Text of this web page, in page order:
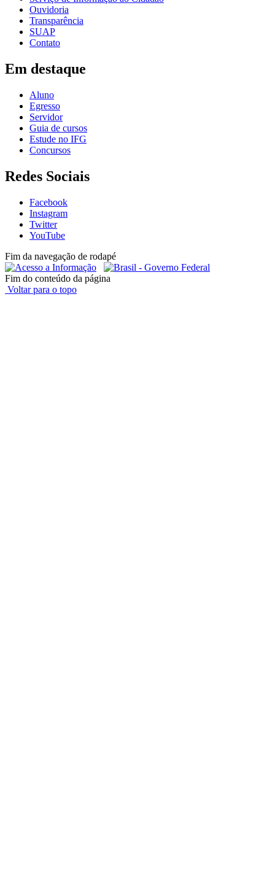
Ouvidoria
Transparência
SUAP
Contato
Em destaque
Aluno
Egresso
Servidor
Guia de cursos
Estude no IFG
Concursos
Redes Sociais
Facebook
Instagram
Twitter
YouTube
Fim da navegação de rodapé
Fim do conteúdo da página
Voltar para o topo